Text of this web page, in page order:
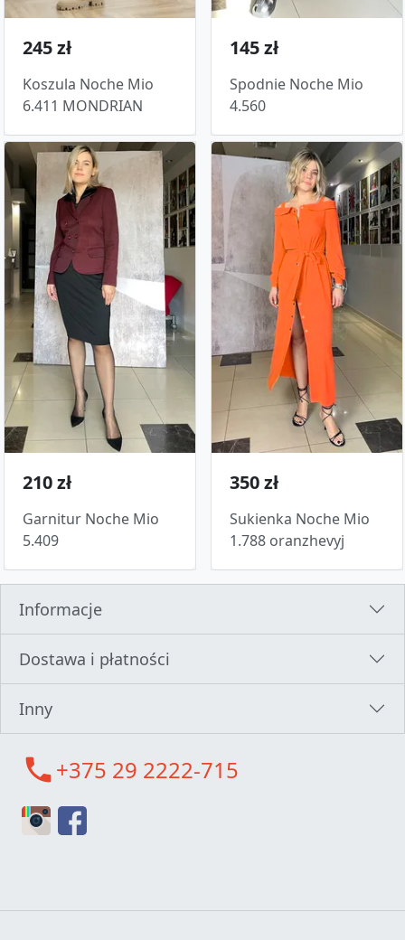
245 zł
Koszula Noche Mio
6.411 MONDRIAN
145 zł
Spodnie Noche Mio
4.560
210 zł
Garnitur Noche Mio
5.409
350 zł
Sukienka Noche Mio
1.788 oranzhevyj
Informacje
Dostawa i płatności
Inny
call+375 29 2222-715